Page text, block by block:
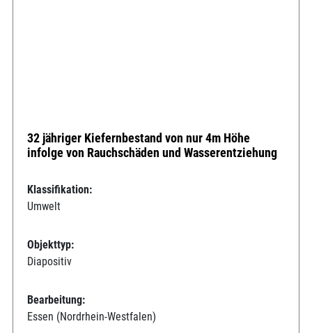
32 jähriger Kiefernbestand von nur 4m Höhe
infolge von Rauchschäden und Wasserentziehung
Klassifikation:
Umwelt
Objekttyp:
Diapositiv
Bearbeitung:
Essen (Nordrhein-Westfalen)